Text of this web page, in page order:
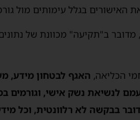
האישורים בגלל עימותים מול
מדובר ב"תקיעה" מכוונת של
הכליאה, האגף לבטחון מידע,
לנשיאת נשק אישי, וגורמים
בבקשה לא רלוונטית, וכל